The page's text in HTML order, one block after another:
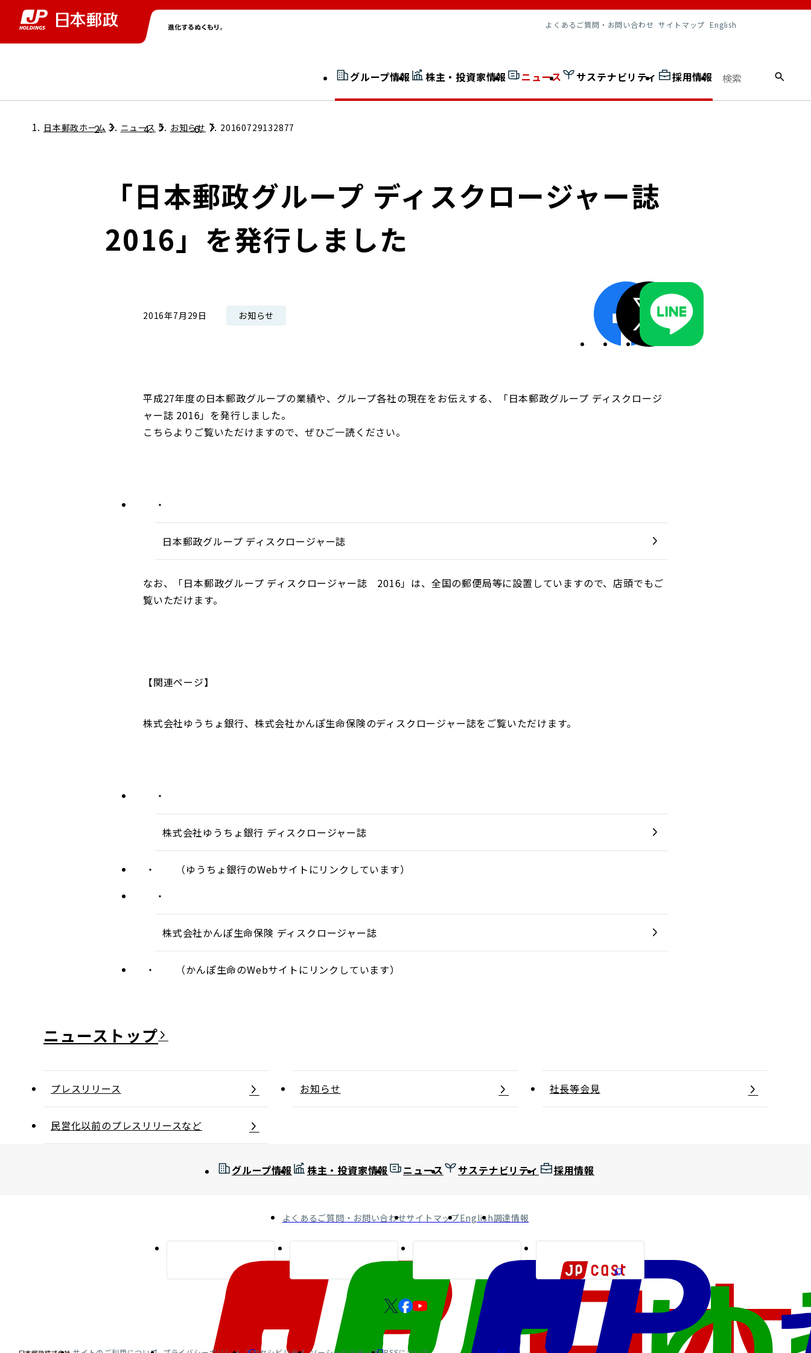
よくあるご質問・お問い合わせ サイトマップ English
グループ情報
グループ情報トップ
ローカル共創イニシアティブ
社長室通信
JP 改革実行委員会
広告ギャラリー
株主・投資家情報
株主・投資家情報トップ
ディスクロージャーポリシー／適時開示体制
ニュース
ニューストップ
サステナビリティ
サステナビリティトップ
サステナビリティマネジメント
開示情報検索
採用情報
採用情報トップ
日本郵政ホーム ニュース お知らせ 20160729132877
「日本郵政グループ ディスクロージャー誌
2016」を発行しました
2016年7月29日 お知らせ
平成27年度の日本郵政グループの業績や、グループ各社の現在をお伝えする、「日本郵政グループ ディスクロージ
ャー誌 2016」を発行しました。
こちらよりご覧いただけますので、ぜひご一読ください。
日本郵政グループ ディスクロージャー誌
なお、「日本郵政グループ ディスクロージャー誌 2016」は、全国の郵便局等に設置していますので、店頭でもご
覧いただけます。
【関連ページ】
株式会社ゆうちょ銀行、株式会社かんぽ生命保険のディスクロージャー誌をご覧いただけます。
株式会社ゆうちょ銀行 ディスクロージャー誌
（ゆうちょ銀行のWebサイトにリンクしています）
株式会社かんぽ生命保険 ディスクロージャー誌
（かんぽ生命のWebサイトにリンクしています）
ニュース
プレスリリース お知らせ 社長等会見
民営化以前のプレスリリースなど
グループ情報 株主・投資家情報 ニュース サステナビリティ 採用情報
よくあるご質問・お問い合わせサイトマップEnglish調達情報